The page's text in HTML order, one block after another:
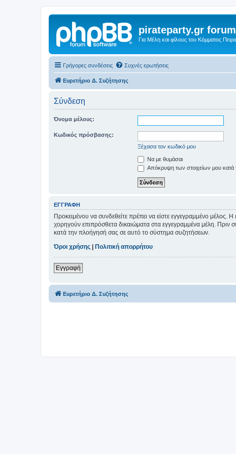
pirateparty.gr forum
Για Μέλη και φίλους του Κόμματος
Γρήγορες συνδέσεις Συχνές ερωτήσεις
Ευρετήριο Δ. Συζήτησης
Σύνδεση
Όνομα μέλους:
Κωδικός πρόσβασης:
Ξέχασα τον κωδικό μου
Να με θυμάσαι
Απόκρυψη των στοιχείων μου κατά
ΕΓΓΡΑΦΉ
Προκειμένου να συνδεθείτε πρέπει να είστε εγγεγραμμένο μέλος.
χορηγούν επιπρόσθετα δικαιώματα στα εγγεγραμμένα μέλη. Πριν
κατά την πλοήγησή σας σε αυτό το σύστημα συζητήσεων.
Όροι χρήσης
Πολιτική απορρήτου
Εγγραφή
Ευρετήριο Δ. Συζήτησης